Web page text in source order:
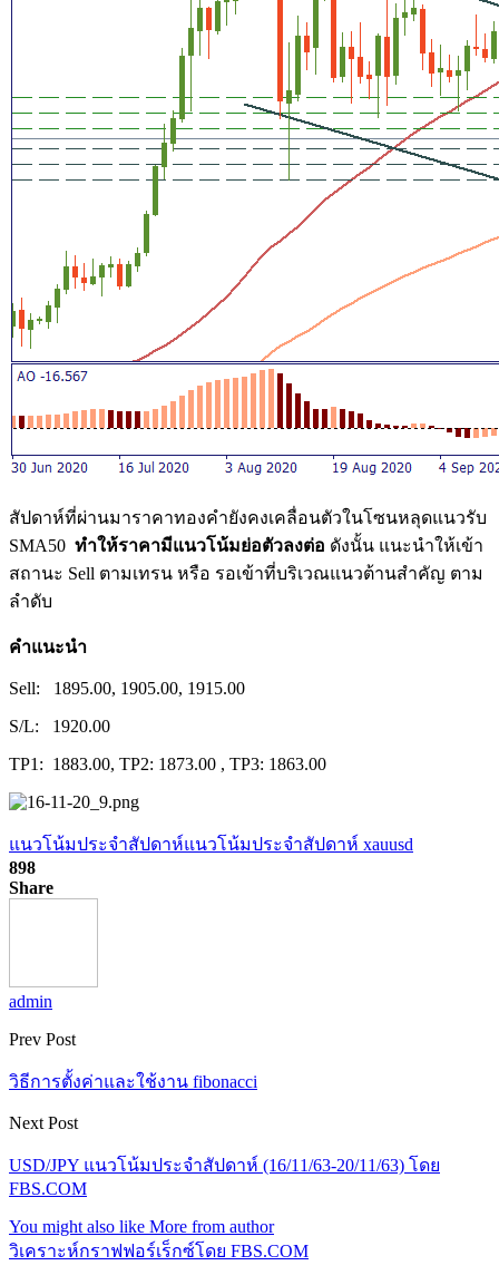
สัปดาห์ที่ผ่านมาราคาทองคำยังคงเคลื่อนตัวในโซนหลุดแนวรับ
SMA50 ทำให้ราคามีแนวโน้มย่อตัวลงต่อ ดังนั้น แนะนำให้เข้า
สถานะ Sell ตามเทรน หรือ รอเข้าที่บริเวณแนวต้านสำคัญ ตาม
ลำดับ
คำแนะนำ
Sell: 1895.00, 1905.00, 1915.00
S/L: 1920.00
TP1: 1883.00, TP2: 1873.00 , TP3: 1863.00
แนวโน้มประจำสัปดาห์แนวโน้มประจำสัปดาห์ xauusd
898
Share
admin
Prev Post
วิธีการตั้งค่าและใช้งาน fibonacci
Next Post
USD/JPY แนวโน้มประจำสัปดาห์ (16/11/63-20/11/63) โดย
FBS.COM
You might also like More from author
วิเคราะห์กราฟฟอร์เร็กซ์โดย FBS.COM